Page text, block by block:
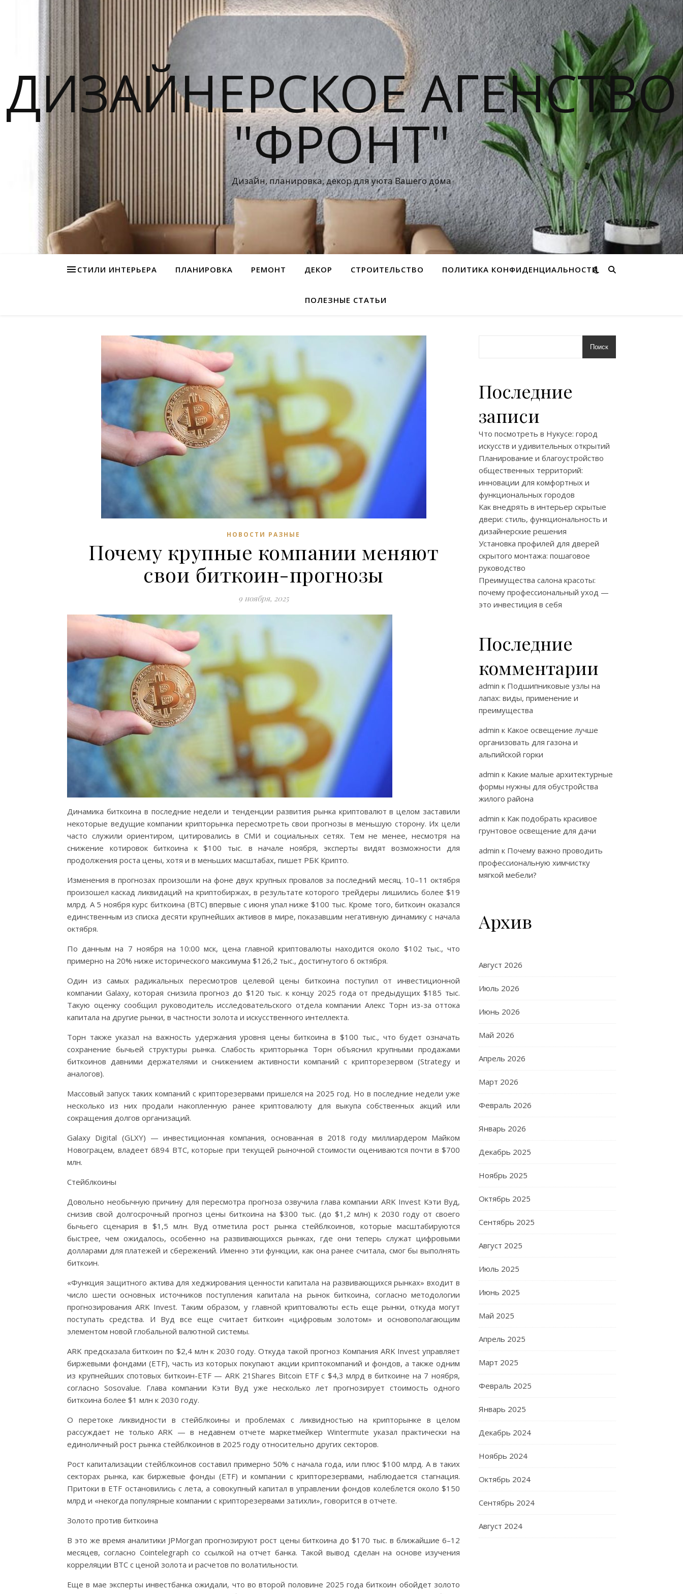
ДИЗАЙНЕРСКОЕ АГЕНСТВО
"ФРОНТ"
Дизайн, планировка, декор для уюта Вашего дома
СТИЛИ ИНТЕРЬЕРА ПЛАНИРОВКА РЕМОНТ ДЕКОР СТРОИТЕЛЬСТВО ПОЛИТИКА КОНФИДЕНЦИАЛЬНОСТИ
ПОЛЕЗНЫЕ СТАТЬИ
НОВОСТИ РАЗНЫЕ
Почему крупные компании меняют
свои биткоин-прогнозы
9 ноября, 2025
Динамика биткоина в последние недели и тенденции развития рынка криптовалют в целом заставили
некоторые ведущие компании крипторынка пересмотреть свои прогнозы в меньшую сторону. Их цели
часто служили ориентиром, цитировались в СМИ и социальных сетях. Тем не менее, несмотря на
снижение котировок биткоина к $100 тыс. в начале ноября, эксперты видят возможности для
продолжения роста цены, хотя и в меньших масштабах, пишет РБК Крипто.
Изменения в прогнозах произошли на фоне двух крупных провалов за последний месяц. 10–11 октября
произошел каскад ликвидаций на криптобиржах, в результате которого трейдеры лишились более $19
млрд. А 5 ноября курс биткоина (BTC) впервые с июня упал ниже $100 тыс. Кроме того, биткоин оказался
единственным из списка десяти крупнейших активов в мире, показавшим негативную динамику с начала
октября.
По данным на 7 ноября на 10:00 мск, цена главной криптовалюты находится около $102 тыс., что
примерно на 20% ниже исторического максимума $126,2 тыс., достигнутого 6 октября.
Один из самых радикальных пересмотров целевой цены биткоина поступил от инвестиционной
компании Galaxy, которая снизила прогноз до $120 тыс. к концу 2025 года от предыдущих $185 тыс.
Такую оценку сообщил руководитель исследовательского отдела компании Алекс Торн из-за оттока
капитала на другие рынки, в частности золота и искусственного интеллекта.
Торн также указал на важность удержания уровня цены биткоина в $100 тыс., что будет означать
сохранение бычьей структуры рынка. Слабость крипторынка Торн объяснил крупными продажами
биткоинов давними держателями и снижением активности компаний с крипторезервом (Strategy и
аналогов).
Массовый запуск таких компаний с крипторезервами пришелся на 2025 год. Но в последние недели уже
несколько из них продали накопленную ранее криптовалюту для выкупа собственных акций или
сокращения долгов организаций.
Galaxy Digital (GLXY) — инвестиционная компания, основанная в 2018 году миллиардером Майком
Новограцем, владеет 6894 BTC, которые при текущей рыночной стоимости оцениваются почти в $700
млн.
Стейблкоины
Довольно необычную причину для пересмотра прогноза озвучила глава компании ARK Invest Кэти Вуд,
снизив свой долгосрочный прогноз цены биткоина на $300 тыс. (до $1,2 млн) к 2030 году от своего
бычьего сценария в $1,5 млн. Вуд отметила рост рынка стейблкоинов, которые масштабируются
быстрее, чем ожидалось, особенно на развивающихся рынках, где они теперь служат цифровыми
долларами для платежей и сбережений. Именно эти функции, как она ранее считала, смог бы выполнять
биткоин.
«Функция защитного актива для хеджирования ценности капитала на развивающихся рынках» входит в
число шести основных источников поступления капитала на рынок биткоина, согласно методологии
прогнозирования ARK Invest. Таким образом, у главной криптовалюты есть еще рынки, откуда могут
поступать средства. И Вуд все еще считает биткоин «цифровым золотом» и основополагающим
элементом новой глобальной валютной системы.
ARK предсказала биткоин по $2,4 млн к 2030 году. Откуда такой прогноз Компания ARK Invest управляет
биржевыми фондами (ETF), часть из которых покупают акции криптокомпаний и фондов, а также одним
из крупнейших спотовых биткоин-ETF — ARK 21Shares Bitcoin ETF с $4,3 млрд в биткоине на 7 ноября,
согласно Sosovalue. Глава компании Кэти Вуд уже несколько лет прогнозирует стоимость одного
биткоина более $1 млн к 2030 году.
О перетоке ликвидности в стейблкоины и проблемах с ликвидностью на крипторынке в целом
рассуждает не только ARK — в недавнем отчете маркетмейкер Wintermute указал практически на
единоличный рост рынка стейблкоинов в 2025 году относительно других секторов.
Рост капитализации стейблкоинов составил примерно 50% с начала года, или плюс $100 млрд. А в таких
секторах рынка, как биржевые фонды (ETF) и компании с крипторезервами, наблюдается стагнация.
Притоки в ETF остановились с лета, а совокупный капитал в управлении фондов колеблется около $150
млрд и «некогда популярные компании с крипторезервами затихли», говорится в отчете.
Золото против биткоина
В это же время аналитики JPMorgan прогнозируют рост цены биткоина до $170 тыс. в ближайшие 6–12
месяцев, согласно Cointelegraph со ссылкой на отчет банка. Такой вывод сделан на основе изучения
корреляции BTC с ценой золота и расчетов по волатильности.
Еще в мае эксперты инвестбанка ожидали, что во второй половине 2025 года биткоин обойдет золото
Поиск
Последние
записи
Что посмотреть в Нукусе: город
искусств и удивительных открытий
Планирование и благоустройство
общественных территорий:
инновации для комфортных и
функциональных городов
Как внедрять в интерьер скрытые
двери: стиль, функциональность и
дизайнерские решения
Установка профилей для дверей
скрытого монтажа: пошаговое
руководство
Преимущества салона красоты:
почему профессиональный уход —
это инвестиция в себя
Последние
комментарии
admin к Подшипниковые узлы на
лапах: виды, применение и
преимущества
admin к Какое освещение лучше
организовать для газона и
альпийской горки
admin к Какие малые архитектурные
формы нужны для обустройства
жилого района
admin к Как подобрать красивое
грунтовое освещение для дачи
admin к Почему важно проводить
профессиональную химчистку
мягкой мебели?
Архив
Август 2026
Июль 2026
Июнь 2026
Май 2026
Апрель 2026
Март 2026
Февраль 2026
Январь 2026
Декабрь 2025
Ноябрь 2025
Октябрь 2025
Сентябрь 2025
Август 2025
Июль 2025
Июнь 2025
Май 2025
Апрель 2025
Март 2025
Февраль 2025
Январь 2025
Декабрь 2024
Ноябрь 2024
Октябрь 2024
Сентябрь 2024
Август 2024